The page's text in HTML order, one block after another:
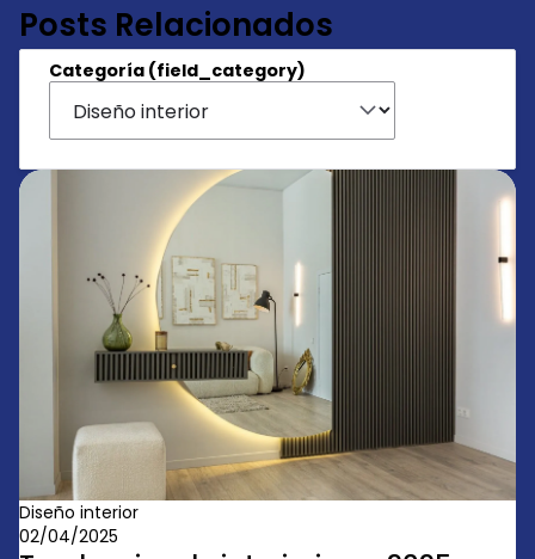
Posts Relacionados
Categoría (field_category)
Diseño interior
02/04/2025